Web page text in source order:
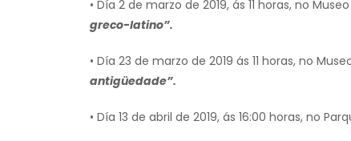
• Día 2 de marzo de 2019, ás 11 horas, no
greco-latino”.
• Día 23 de marzo de 2019 ás 11 horas, no
antigüedade”.
• Día 13 de abril de 2019, ás 16:00 horas, no